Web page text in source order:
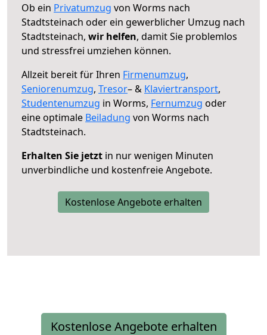
Ob ein Privatumzug von Worms nach
Stadtsteinach oder ein gewerblicher Umzug nach
Stadtsteinach, wir helfen, damit Sie problemlos
und stressfrei umziehen können.
Allzeit bereit für Ihren Firmenumzug,
Seniorenumzug, Tresor– & Klaviertransport,
Studentenumzug in Worms, Fernumzug oder
eine optimale Beiladung von Worms nach
Stadtsteinach.
Erhalten Sie jetzt in nur wenigen Minuten
unverbindliche und kostenfreie Angebote.
Kostenlose Angebote erhalten
Kostenlose Angebote erhalten